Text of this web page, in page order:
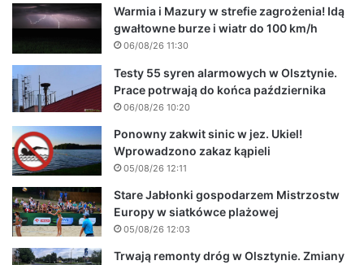
Warmia i Mazury w strefie zagrożenia! Idą
gwałtowne burze i wiatr do 100 km/h
06/08/26 11:30
Testy 55 syren alarmowych w Olsztynie.
Prace potrwają do końca października
06/08/26 10:20
Ponowny zakwit sinic w jez. Ukiel!
Wprowadzono zakaz kąpieli
05/08/26 12:11
Stare Jabłonki gospodarzem Mistrzostw
Europy w siatkówce plażowej
05/08/26 12:03
Trwają remonty dróg w Olsztynie. Zmiany